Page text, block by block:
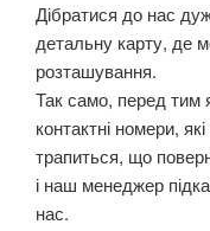
Дібратися до нас
детальну карту, де
розташування.
Так само, перед тим
контактні номери,
трапиться, що
і наш менеджер
нас.